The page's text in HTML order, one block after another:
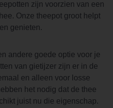
zijn voorzien van een
Onze theepot groot helpt
genieten.
andere goede optie voor je
van gietijzer zijn er in de
en alleen voor losse
het nodig dat de thee
juist nu die eigenschap.